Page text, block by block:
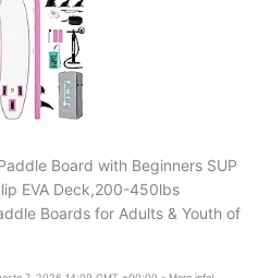
Board with Beginners SUP
EVA Deck,200-450lbs
Boards for Adults & Youth of